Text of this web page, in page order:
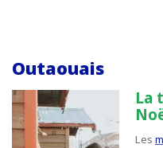
Outaouais
La
Les